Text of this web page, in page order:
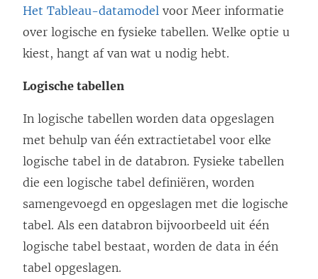
Het Tableau-datamodel voor Meer informatie
over logische en fysieke tabellen. Welke optie u
kiest, hangt af van wat u nodig hebt.
Logische tabellen
In logische tabellen worden data opgeslagen
met behulp van één extractietabel voor elke
logische tabel in de databron. Fysieke tabellen
die een logische tabel definiëren, worden
samengevoegd en opgeslagen met die logische
tabel. Als een databron bijvoorbeeld uit één
logische tabel bestaat, worden de data in één
tabel opgeslagen.